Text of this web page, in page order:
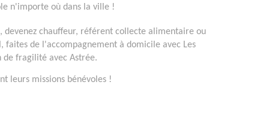
n'importe où dans la ville !
devenez chauffeur, référent collecte alimentaire ou
de l'accompagnement à domicile avec Les
de fragilité avec Astrée.
leurs missions bénévoles !